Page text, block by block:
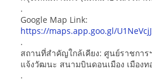
.
Google Map Link:
https://maps.app.goo.gl/
.
สถานที่สำคัญใกล้เคียง: ศูนย์ราชกา
แจ้งวัฒนะ สนามบินดอนเมือง เมืองท
.